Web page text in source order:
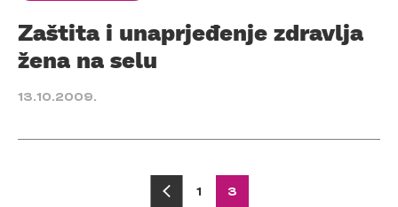
Zaštita i unaprjeđenje zdravlja
žena na selu
13.10.2009.
1 3